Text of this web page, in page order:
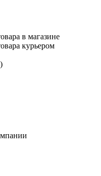
в магазине
курьером